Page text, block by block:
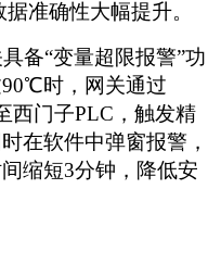
准确性大幅提升。
备“变量超限报警”功
时，网关通过
西门子PLC，触发精
在软件中弹窗报警，
缩短3分钟，降低安